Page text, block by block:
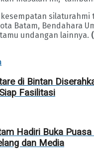
silaturahmi
Batam, Bendahara
undangan lainnya.
di Bintan
Fasilitasi
Hadiri Buka
dan Media